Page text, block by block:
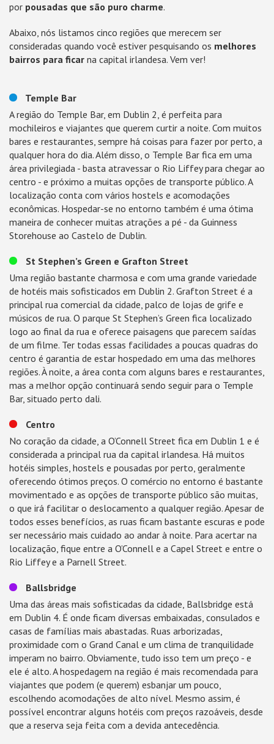
por pousadas que são puro charme.
Abaixo, nós listamos cinco regiões que merecem ser
consideradas quando você estiver pesquisando os melhores
bairros para ficar na capital irlandesa. Vem ver!
Temple Bar
A região do Temple Bar, em Dublin 2, é perfeita para
mochileiros e viajantes que querem curtir a noite. Com muitos
bares e restaurantes, sempre há coisas para fazer por perto, a
qualquer hora do dia. Além disso, o Temple Bar fica em uma
área privilegiada - basta atravessar o Rio Liffey para chegar ao
centro - e próximo a muitas opções de transporte público. A
localização conta com vários hostels e acomodações
econômicas. Hospedar-se no entorno também é uma ótima
maneira de conhecer muitas atrações a pé - da Guinness
Storehouse ao Castelo de Dublin.
St Stephen’s Green e Grafton Street
Uma região bastante charmosa e com uma grande variedade
de hotéis mais sofisticados em Dublin 2. Grafton Street é a
principal rua comercial da cidade, palco de lojas de grife e
músicos de rua. O parque St Stephen’s Green fica localizado
logo ao final da rua e oferece paisagens que parecem saídas
de um filme. Ter todas essas facilidades a poucas quadras do
centro é garantia de estar hospedado em uma das melhores
regiões. À noite, a área conta com alguns bares e restaurantes,
mas a melhor opção continuará sendo seguir para o Temple
Bar, situado perto dali.
Centro
No coração da cidade, a O’Connell Street fica em Dublin 1 e é
considerada a principal rua da capital irlandesa. Há muitos
hotéis simples, hostels e pousadas por perto, geralmente
oferecendo ótimos preços. O comércio no entorno é bastante
movimentado e as opções de transporte público são muitas,
o que irá facilitar o deslocamento a qualquer região. Apesar de
todos esses benefícios, as ruas ficam bastante escuras e pode
ser necessário mais cuidado ao andar à noite. Para acertar na
localização, fique entre a O’Connell e a Capel Street e entre o
Rio Liffey e a Parnell Street.
Ballsbridge
Uma das áreas mais sofisticadas da cidade, Ballsbridge está
em Dublin 4. É onde ficam diversas embaixadas, consulados e
casas de famílias mais abastadas. Ruas arborizadas,
proximidade com o Grand Canal e um clima de tranquilidade
imperam no bairro. Obviamente, tudo isso tem um preço - e
ele é alto. A hospedagem na região é mais recomendada para
viajantes que podem (e querem) esbanjar um pouco,
escolhendo acomodações de alto nível. Mesmo assim, é
possível encontrar alguns hotéis com preços razoáveis, desde
que a reserva seja feita com a devida antecedência.